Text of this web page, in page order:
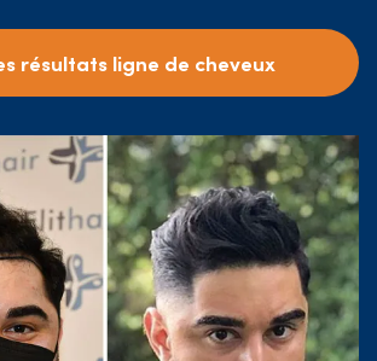
résultats ligne de cheveux